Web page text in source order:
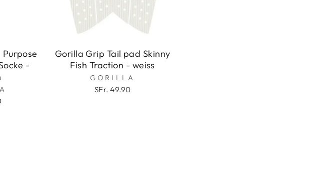
-
Gorilla Grip Tail pad Skinny
Fish Traction - weiss
GORILLA
SFr. 49.90